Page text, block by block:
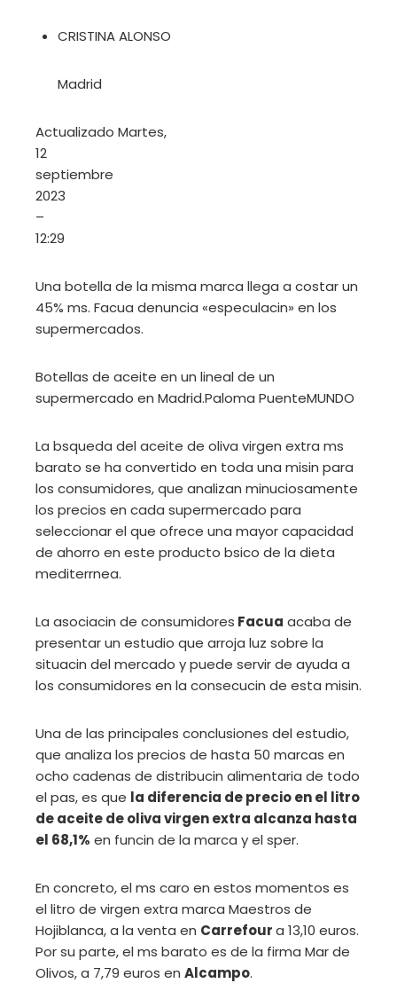
CRISTINA ALONSO
Madrid
Actualizado Martes,
12
septiembre
2023
–
12:29
Una botella de la misma marca llega a costar un
45% ms. Facua denuncia «especulacin» en los
supermercados.
Botellas de aceite en un lineal de un
supermercado en Madrid.Paloma PuenteMUNDO
La bsqueda del aceite de oliva virgen extra ms
barato se ha convertido en toda una misin para
los consumidores, que analizan minuciosamente
los precios en cada supermercado para
seleccionar el que ofrece una mayor capacidad
de ahorro en este producto bsico de la dieta
mediterrnea.
La asociacin de consumidores Facua acaba de
presentar un estudio que arroja luz sobre la
situacin del mercado y puede servir de ayuda a
los consumidores en la consecucin de esta misin.
Una de las principales conclusiones del estudio,
que analiza los precios de hasta 50 marcas en
ocho cadenas de distribucin alimentaria de todo
el pas, es que la diferencia de precio en el litro
de aceite de oliva virgen extra alcanza hasta
el 68,1% en funcin de la marca y el sper.
En concreto, el ms caro en estos momentos es
el litro de virgen extra marca Maestros de
Hojiblanca, a la venta en Carrefoura 13,10 euros.
Por su parte, el ms barato es de la firma Mar de
Olivos, a 7,79 euros en Alcampo.